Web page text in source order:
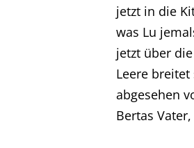
jetzt in die
was Lu
jetzt über
Leere
abgesehen
Bertas